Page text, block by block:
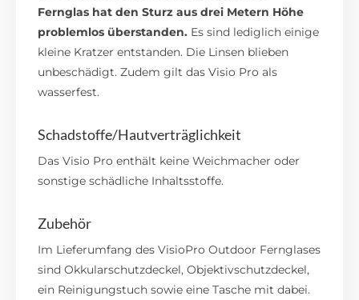
Fernglas hat den Sturz aus drei Metern Höhe
problemlos überstanden. Es sind lediglich einige
kleine Kratzer entstanden. Die Linsen blieben
unbeschädigt. Zudem gilt das Visio Pro als
wasserfest.
Schadstoffe/Hautverträglichkeit
Das Visio Pro enthält keine Weichmacher oder
sonstige schädliche Inhaltsstoffe.
Zubehör
Im Lieferumfang des VisioPro Outdoor Fernglases
sind Okkularschutzdeckel, Objektivschutzdeckel,
ein Reinigungstuch sowie eine Tasche mit dabei.